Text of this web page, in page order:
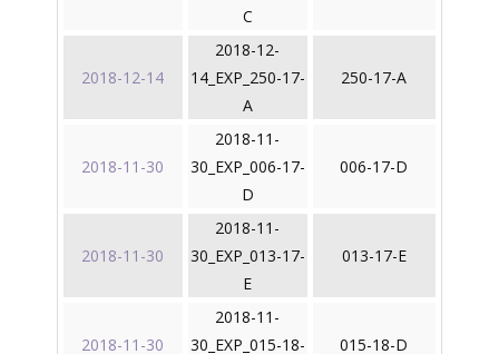
C
2018-12-14
2018-12-
14_EXP_250-17-
A
250-17-A
2018-11-30
2018-11-
30_EXP_006-17-
D
006-17-D
2018-11-30
2018-11-
30_EXP_013-17-
E
013-17-E
2018-11-30
2018-11-
30_EXP_015-18-
015-18-D